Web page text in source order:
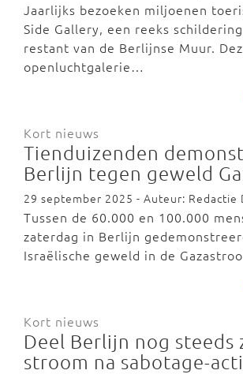
Jaarlijks bezoeken miljoenen
Side Gallery, een reeks
restant van de Berlijnse Muur.
openluchtgalerie…
Kort nieuws
Tienduizenden
Berlijn tegen geweld
29 september 2025 - Auteur: Redactie
Tussen de 60.000 en 100.000
zaterdag in Berlijn
Israëlische geweld in de
Kort nieuws
Deel Berlijn nog steeds
stroom na sabotage-